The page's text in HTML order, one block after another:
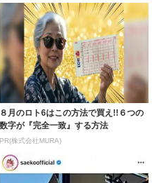
８月のロト6はこの方法で買え!!６つの
数字が『完全一致』する方法
PR(株式会社MURA)